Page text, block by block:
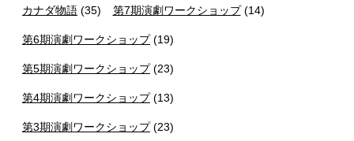
カナダ物語 (35) 第7期演劇ワークショップ(14)
第6期演劇ワークショップ(19)
第5期演劇ワークショップ(23)
第4期演劇ワークショップ(13)
第3期演劇ワークショップ(23)